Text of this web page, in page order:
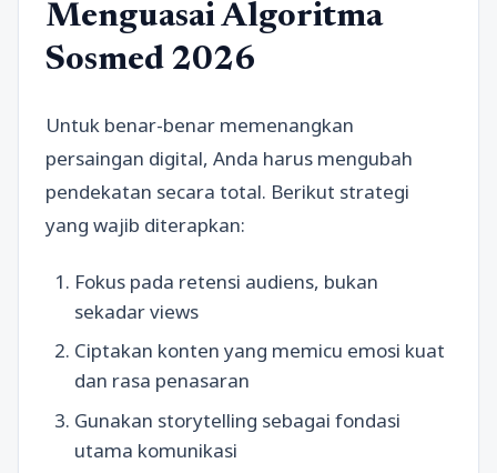
Menguasai Algoritma
Sosmed 2026
Untuk benar-benar memenangkan
persaingan digital, Anda harus mengubah
pendekatan secara total. Berikut strategi
yang wajib diterapkan:
Fokus pada retensi audiens, bukan
sekadar views
Ciptakan konten yang memicu emosi kuat
dan rasa penasaran
Gunakan storytelling sebagai fondasi
utama komunikasi